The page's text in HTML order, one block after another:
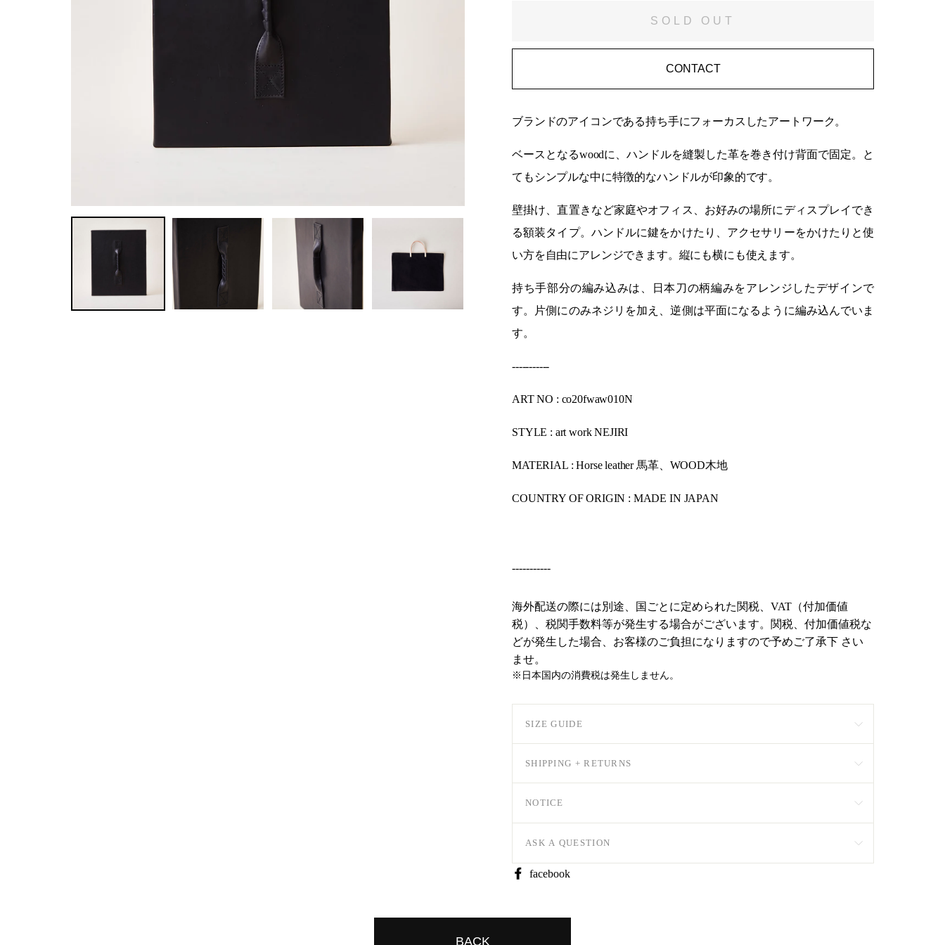
SOLD OUT
CONTACT
ブランドのアイコンである持ち手にフォーカスしたアートワーク。
ベースとなるwoodに、ハンドルを縫製した革を巻き付け背面で固定。と
てもシンプルな中に特徴的なハンドルが印象的です。
壁掛け、直置きなど家庭やオフィス、お好みの場所にディスプレイでき
る額装タイプ。ハンドルに鍵をかけたり、アクセサリーをかけたりと使
い方を自由にアレンジできます。縦にも横にも使えます。
持ち手部分の編み込みは、日本刀の柄編みをアレンジしたデザインで
す。片側にのみネジリを加え、逆側は平面になるように編み込んでいま
す。
-----------
ART NO : co20fwaw010N
STYLE : art work NEJIRI
MATERIAL : Horse leather 馬革、WOOD木地
COUNTRY OF ORIGIN : MADE IN JAPAN
-----------
海外配送の際には別途、国ごとに定められた関税、VAT（付加価値
税）、税関手数料等が発生する場合がございます。関税、付加価値税な
どが発生した場合、お客様のご負担になりますので予めご了承下 さい
ませ。
※日本国内の消費税は発生しません。
SIZE GUIDE
SHIPPING + RETURNS
NOTICE
ASK A QUESTION
facebook
BACK